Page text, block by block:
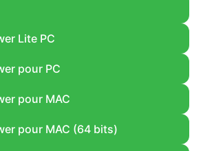
Lite PC
pour PC
pour MAC
pour MAC (64 bits)